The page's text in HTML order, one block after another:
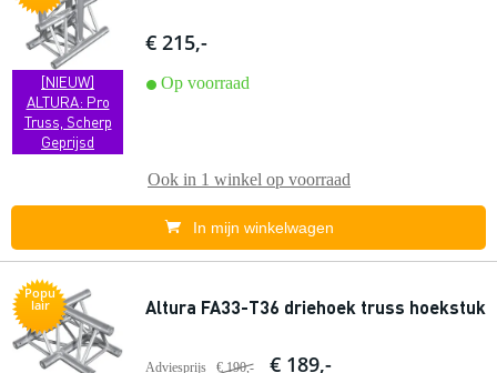
[NIEUW]
ALTURA: Pro
Truss, Scherp
Geprijsd
€ 215,-
Op voorraad
Ook in 1 winkel op voorraad
In mijn winkelwagen
Popu
lair Altura FA33-T36 driehoek truss hoekstuk
Adviesprijs € 190,- € 189,-